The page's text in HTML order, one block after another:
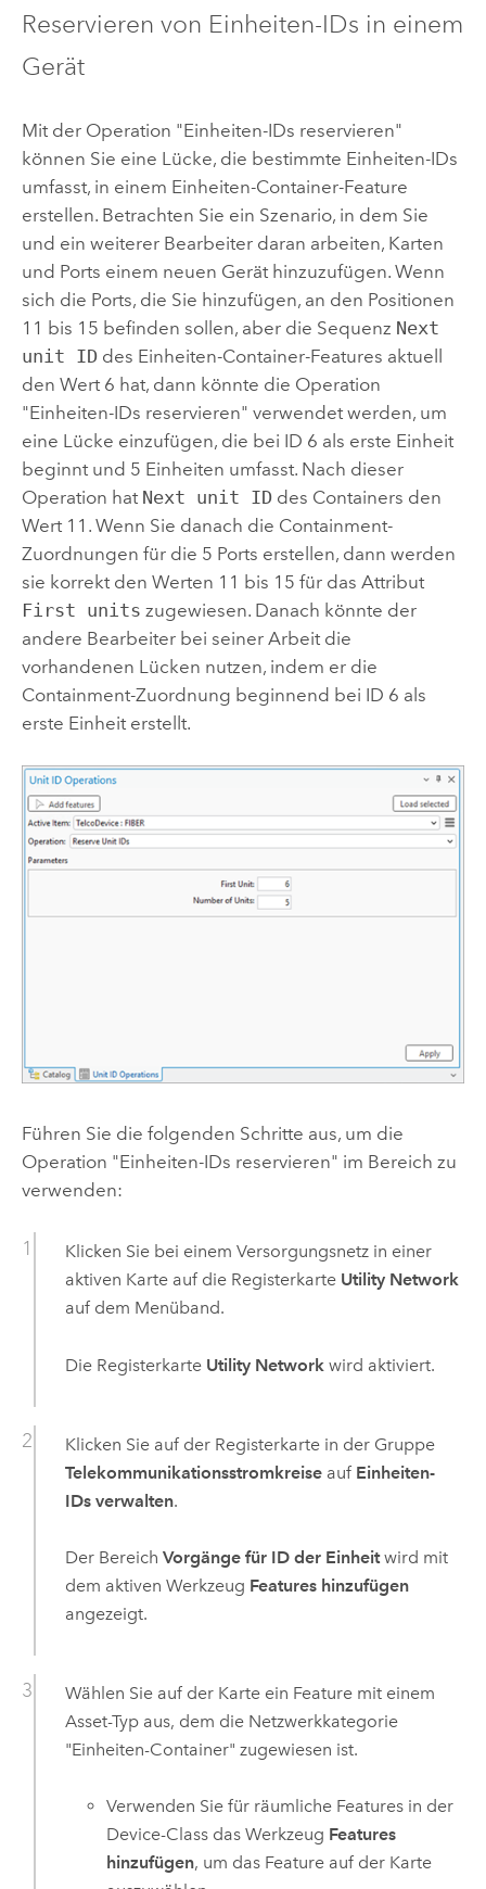
Reservieren von Einheiten-IDs in einem
Gerät
Mit der Operation "Einheiten-IDs reservieren"
können Sie eine Lücke, die bestimmte Einheiten-IDs
umfasst, in einem Einheiten-Container-Feature
erstellen. Betrachten Sie ein Szenario, in dem Sie
und ein weiterer Bearbeiter daran arbeiten, Karten
und Ports einem neuen Gerät hinzuzufügen. Wenn
sich die Ports, die Sie hinzufügen, an den Positionen
11 bis 15 befinden sollen, aber die Sequenz Next
unit IDdes Einheiten-Container-Features aktuell
den Wert 6 hat, dann könnte die Operation
"Einheiten-IDs reservieren" verwendet werden, um
eine Lücke einzufügen, die bei ID 6 als erste Einheit
beginnt und 5 Einheiten umfasst. Nach dieser
Operation hat Next unit IDdes Containers den
Wert 11. Wenn Sie danach die Containment-
Zuordnungen für die 5 Ports erstellen, dann werden
sie korrekt den Werten 11 bis 15 für das Attribut
First units zugewiesen. Danach könnte der
andere Bearbeiter bei seiner Arbeit die
vorhandenen Lücken nutzen, indem er die
Containment-Zuordnung beginnend bei ID 6 als
erste Einheit erstellt.
Führen Sie die folgenden Schritte aus, um die
Operation "Einheiten-IDs reservieren" im Bereich zu
verwenden:
Klicken Sie bei einem Versorgungsnetz in einer
aktiven Karte auf die Registerkarte Utility Network
auf dem Menüband.
Die Registerkarte Utility Networkwird aktiviert.
Klicken Sie auf der Registerkarte in der Gruppe
Telekommunikationsstromkreiseauf Einheiten-
IDs verwalten.
Der Bereich Vorgänge für ID der Einheitwird mit
dem aktiven Werkzeug Features hinzufügen
angezeigt.
Wählen Sie auf der Karte ein Feature mit einem
Asset-Typ aus, dem die Netzwerkkategorie
"Einheiten-Container" zugewiesen ist.
Verwenden Sie für räumliche Features in der
Device-Class das Werkzeug Features
hinzufügen, um das Feature auf der Karte